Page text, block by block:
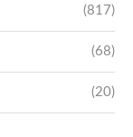
(817)
(68)
(20)